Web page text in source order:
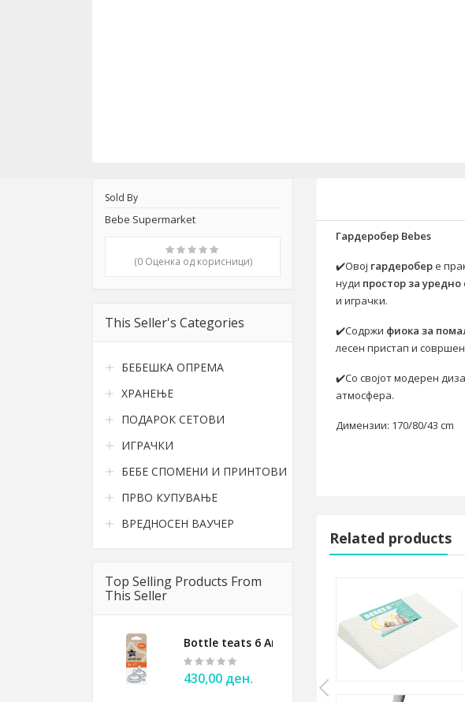
Sold By
Bebe Supermarket
(0 Oценка од корисници)
This Seller's Categories
БЕБЕШКА ОПРЕМА
ХРАНЕЊЕ
ПОДАРОК СЕТОВИ
ИГРАЧКИ
БЕБЕ СПОМЕНИ И ПРИНТОВИ
ПРВО КУПУВАЊЕ
ВРЕДНОСЕН ВАУЧЕР
Top Selling Products From
This Seller
Bottle teats 6 Anticolic Tommee Tippee
430,00 ден.
Гардеробер Bebes
✔️Овој гардеробере
нуди простор за
и играчки.
✔️Содржи фиока за
лесен пристап и
✔️Со својот модерен
атмосфера.
Димензии: 170/80/43 cm
Related products
1.600,00 ден.